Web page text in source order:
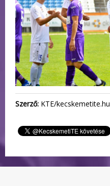
Szerző: KTE/kecskemetite.hu